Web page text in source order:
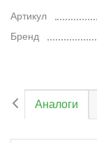
Артикул
Бренд
Аналоги